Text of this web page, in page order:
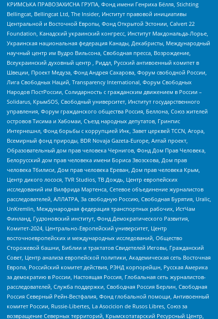
КРИМСЬКА ПРАВОЗАХИСНА ГРУПА, Фонд имени Генриха Бёлля, Stichting
Bellingcat, Bellingcat Ltd, The Insider, Институт правовой инициативы
Центральной и Восточной Европы, Фонд Открытой Эстонии, Calvert 22
Foundation, Канадский украинский конгресс, Институт Макдональда-Лорье,
Украинская национальная федерация Канады, Декабристы, Международный
научный центр им Вудро Вильсона, Свободная пресса, Возрождение,
Всеукраинский духовный центр , Риддл, Русский антивоенный комитет в
Швеции, Проект Медуза, Фонд Андрея Сахарова, Форум свободной России,
Лига Свободных Наций, Transparеncy International, Форум Свободных
Народов ПостРоссии, Солидарность с гражданским движением в России –
Solidarus, КрымSOS, Свободный университет, Институт государственного
управления, Форум гражданского общества Россия, Беллона, Союз жителей
островов Тисима и Хабомаи, Съезд народных депутатов, Гринпис
Интернешнл, Фонд борьбы с коррупцией Инк, Завет церквей TCCN, Агора,
Всемирный фонд природы, BDR Novaja Gazeta-Europe, Алтай проект,
Образовательный дом прав человека Чернигов, Фонд Дом Прав Человека,
Белорусский дом прав человека имени Бориса Звозскова, Дом прав
человека Тбилиси, Дом прав человека Ереван, Дом прав человека Крым,
Центр дикого лосося, TVR Studios, ТВ Дождь, Центр европейских
исследований им Вилфрида Мартенса, Сетевое объединение журналистов
расследователей, АЛЛАТРА, За свободную Россию, Свободная Бурятия, Uralic,
UnKremlin, Международная федерация транспортных рабочих, ИстЧам
Финланд, Гудзоновский институт, Фонд Демократического Развития,
Комитет-2024, Центрально-Европейский университет, Центр
восточноевропейских и международных исследований, Общество
Сторожевой башни, Библии и трактатов Свидетелей Иеговы, Гражданский
Совет, Центр анализа европейской политики, Академическая сеть Восточная
Европа, Российский комитет действия, РЭНД корпорейшн, Русская Америка
за демократию в России, Настоящая Россия, Глобальная сеть журналистов-
расследователей, Служба поддержки, Свободная Россия Берлин, Свободная
Россия Северный Рейн-Вестфалия, Фонд глобальной помощи, Антивоенный
комитет России, Russie-Libertes, La Asocicion de Rusos Libres, Союз за
возвращение Северных территорий, Крымскотатарский Ресурсный Центр,